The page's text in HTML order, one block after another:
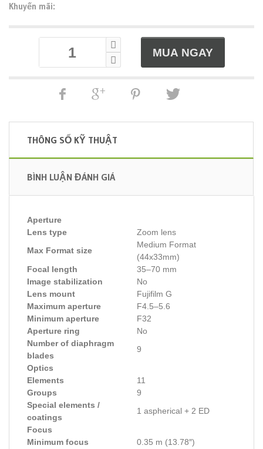
Khuyến mãi:
THÔNG SỐ KỸ THUẬT
BÌNH LUẬN ĐÁNH GIÁ
Lens type
Zoom lens
Max Format size
Medium Format
(44x33mm)
Focal length
35–70 mm
Image stabilization
No
Lens mount
Fujifilm G
Aperture
Maximum aperture
F4.5–5.6
Minimum aperture
F32
Aperture ring
No
Number of diaphragm
blades
9
Optics
Elements
11
Groups
9
Special elements /
coatings
1 aspherical + 2 ED
Focus
Minimum focus
0.35 m (13.78″)